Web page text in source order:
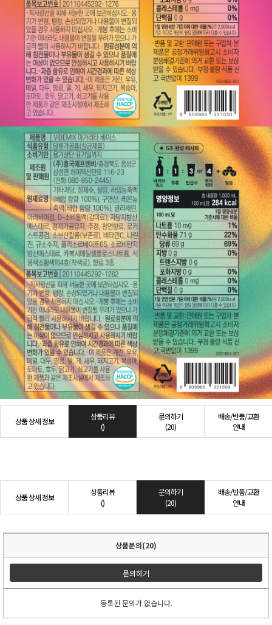
상품 상세 정보
상품리뷰
()
문의하기
(20)
배송/반품/교환
안내
상품 상세 정보
상품리뷰
()
문의하기
(20)
배송/반품/교환
안내
상품문의(20)
문의하기
등록된 문의가 없습니다.